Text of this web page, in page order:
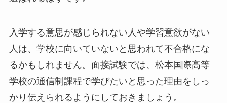
入学する意思が感じられない人や学習意欲がない
人は、学校に向いていないと思われて不合格にな
るかもしれません。面接試験では、松本国際高等
学校の通信制課程で学びたいと思った理由をしっ
かり伝えられるようにしておきましょう。